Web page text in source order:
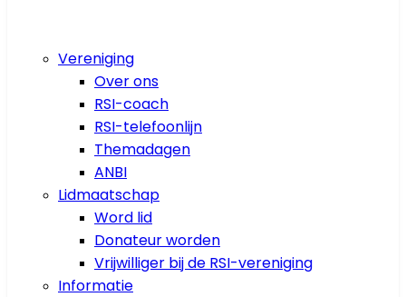
Vereniging
Over ons
RSI-coach
RSI-telefoonlijn
Themadagen
ANBI
Lidmaatschap
Word lid
Donateur worden
Vrijwilliger bij de RSI-vereniging
Informatie